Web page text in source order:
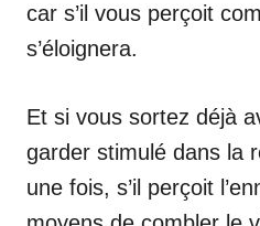
car s’il vous perçoit
s’éloignera.
Et si vous sortez déjà
garder stimulé dans la
une fois, s’il perçoit